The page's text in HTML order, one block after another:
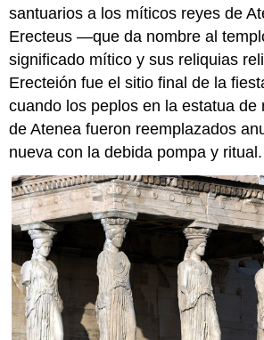
santuarios a los míticos reyes de
Erecteus —que da nombre al
significado mítico y sus reliquias
Erecteión fue el sitio final de la
cuando los peplos en la estatua de
de Atenea fueron reemplazados
nueva con la debida pompa y ritual.